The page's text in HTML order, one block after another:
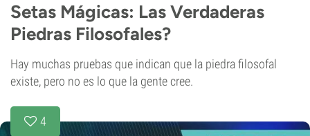
Setas Mágicas: Las Verdaderas
Piedras Filosofales?
Hay muchas pruebas que indican que la piedra filosofal
existe, pero no es lo que la gente cree.
4